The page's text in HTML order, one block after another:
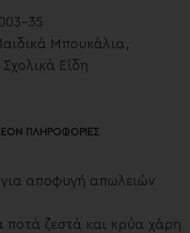
35
Μπουκάλια,
Σχολικά Είδη
ΠΛΗΡΟΦΟΡΊΕΣ
αποφυγή απωλειών
ποτά ζεστά και κρύα χάρη